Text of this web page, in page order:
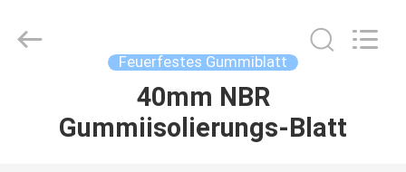
Commerce
Feuerfestes Gummiblatt
40mm NBR
Gummiisolierungs-Blatt